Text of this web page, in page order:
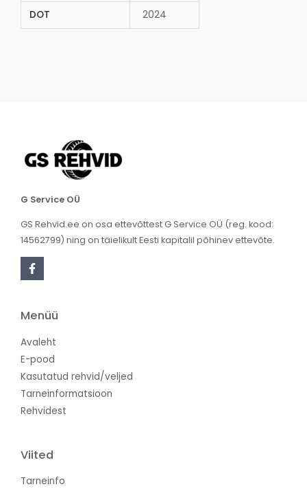
DOT 2024
G Service OÜ
GS Rehvid.ee on osa ettevõttest G Service OÜ (reg. kood:
14562799) ning on täielikult Eesti kapitalil põhinev ettevõte.
Menüü
Avaleht
E-pood
Kasutatud rehvid/veljed
Tarneinformatsioon
Rehvidest
Viited
Tarneinfo